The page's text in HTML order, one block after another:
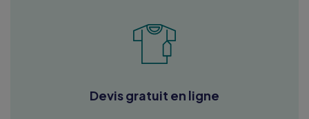
Devis gratuit en ligne